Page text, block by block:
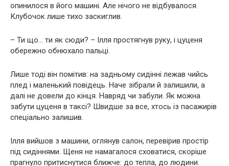
опинилося в його машині. Але нічого не відбувалося.
Клубочок лише тихо заскиглив.
– Ти що… ти як сюди? – Ілля простягнув руку, і цуценя
обережно обнюхало пальці.
Лише тоді він помітив: на задньому сидінні лежав чийсь
плед і маленький повідець. Наче зібрали й залишили, а
далі не довели до кінця. Навряд чи забули. Як можна
забути цуценя в таксі? Швидше за все, хтось із пасажирів
спеціально залишив.
Ілля вийшов з машини, оглянув салон, перевірив простір
під сидіннями. Щеня не намагалося сховатися, скоріше
прагнуло притиснутися ближче: до тепла, до людини.